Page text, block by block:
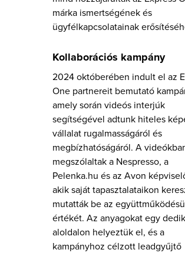
márka ismertségének és
ügyfélkapcsolatainak
Kollaborációs kampány
2024 októberében indult el az
One partnereit bemutató
amely során videós interjúk
segítségével adtunk hiteles
vállalat rugalmasságáról és
megbízhatóságáról. A
megszólaltak a Nespresso, a
Pelenka.hu és az Avon
akik saját tapasztalataikon
mutatták be az
értékét. Az anyagokat egy
aloldalon helyeztük el, és a
kampányhoz célzott leadgyűjtő